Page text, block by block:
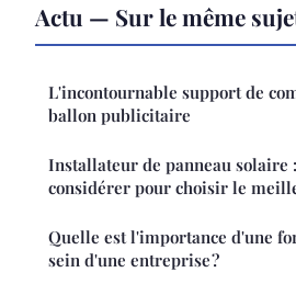
Actu — Sur le même
L'incontournable support de
ballon publicitaire
Installateur de panneau solaire
considérer pour choisir le
Quelle est l'importance d'une
sein d'une entreprise ?